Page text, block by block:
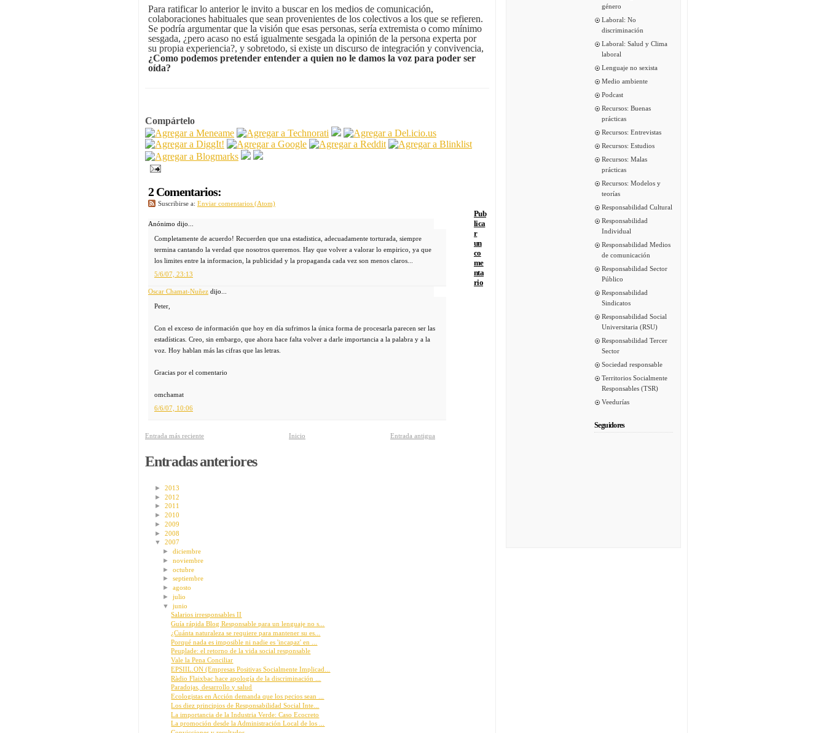
Para ratificar lo anterior le invito a buscar en los medios de comunicación,
colaboraciones habituales que sean provenientes de los colectivos a los que se refieren.
Se podría argumentar que la visión que esas personas, sería extremista o como mínimo
sesgada, ¿pero acaso no está igualmente sesgada la opinión de la persona experta por
su propia experiencia?, y sobretodo, si existe un discurso de integración y convivencia,
¿Como podemos pretender entender a quien no le damos la voz para poder ser
oída?
Compártelo
2 Comentarios:
Suscribirse a: Enviar comentarios (Atom)
Anónimo dijo...
Completamente de acuerdo! Recuerden que una estadistica, adecuadamente torturada, siempre
termina cantando la verdad que nosotros queremos. Hay que volver a valorar lo empirico, ya que
los limites entre la informacion, la publicidad y la propaganda cada vez son menos claros...
5/6/07, 23:13
Oscar Chamat-Nuñez dijo...
Peter,
Con el exceso de información que hoy en día sufrimos la única forma de procesarla parecen ser las
estadísticas. Creo, sin embargo, que ahora hace falta volver a darle importancia a la palabra y a la
voz. Hoy hablan más las cifras que las letras.
Gracias por el comentario
omchamat
6/6/07, 10:06
Pub
lica
r
un
co
me
nta
rio
Entrada más reciente Entrada antigua
Inicio
Entradas anteriores
► 2013
► 2012
► 2011
► 2010
► 2009
► 2008
▼ 2007
►diciembre
►noviembre
►octubre
►septiembre
►agosto
►julio
▼junio
Salarios irresponsables II
Guía rápida Blog Responsable para un lenguaje no s...
¿Cuánta naturaleza se requiere para mantener su es...
Porqué nada es imposible ni nadie es 'incapaz' en ...
Peuplade: el retorno de la vida social responsable
Vale la Pena Conciliar
EPSIIL.ON (Empresas Positivas Socialmente Implicad...
Ràdio Flaixbac hace apología de la discriminación ...
Paradojas, desarrollo y salud
Ecologistas en Acción demanda que los pecios sean ...
Los diez principios de Responsabilidad Social Inte...
La importancia de la Industria Verde: Caso Ecocreto
La promoción desde la Administración Local de los ...
género
Laboral: No
discriminación
Laboral: Salud y Clima
laboral
Lenguaje no sexista
Medio ambiente
Podcast
Recursos: Buenas
prácticas
Recursos: Entrevistas
Recursos: Estudios
Recursos: Malas
prácticas
Recursos: Modelos y
teorías
Responsabilidad Cultural
Responsabilidad
Individual
Responsabilidad Medios
de comunicación
Responsabilidad Sector
Público
Responsabilidad
Sindicatos
Responsabilidad Social
Universitaria (RSU)
Responsabilidad Tercer
Sector
Sociedad responsable
Territorios Socialmente
Responsables (TSR)
Veedurías
Seguidores